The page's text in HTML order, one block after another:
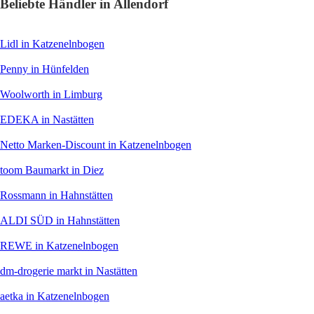
Beliebte Händler in Allendorf
Lidl in Katzenelnbogen
Penny in Hünfelden
Woolworth in Limburg
EDEKA in Nastätten
Netto Marken-Discount in Katzenelnbogen
toom Baumarkt in Diez
Rossmann in Hahnstätten
ALDI SÜD in Hahnstätten
REWE in Katzenelnbogen
dm-drogerie markt in Nastätten
aetka in Katzenelnbogen